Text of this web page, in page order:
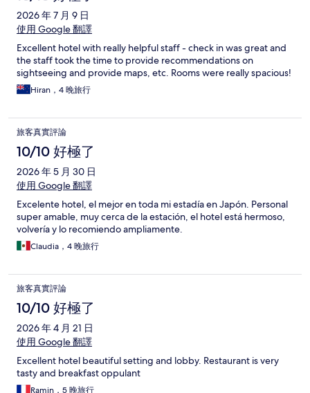
2026 年 7 月 9 日
使用 Google 翻譯
Excellent hotel with really helpful staff - check in was great and
the staff took the time to provide recommendations on
sightseeing and provide maps, etc. Rooms were really spacious!
Hiran，4 晚旅行
旅客真實評論
10/10 好極了
2026 年 5 月 30 日
使用 Google 翻譯
Excelente hotel, el mejor en toda mi estadía en Japón. Personal
super amable, muy cerca de la estación, el hotel está hermoso,
volvería y lo recomiendo ampliamente.
Claudia，4 晚旅行
旅客真實評論
10/10 好極了
2026 年 4 月 21 日
使用 Google 翻譯
Excellent hotel beautiful setting and lobby. Restaurant is very
tasty and breakfast oppulant
Ramin，5 晚旅行